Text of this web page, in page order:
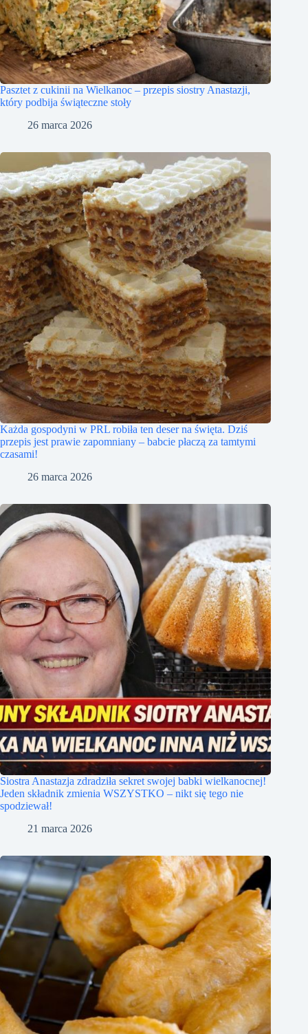
Pasztet z cukinii na Wielkanoc – przepis siostry Anastazji,
który podbija świąteczne stoły
26 marca 2026
Każda gospodyni w PRL robiła ten deser na święta. Dziś
przepis jest prawie zapomniany – babcie płaczą za tamtymi
czasami!
26 marca 2026
Siostra Anastazja zdradziła sekret swojej babki wielkanocnej!
Jeden składnik zmienia WSZYSTKO – nikt się tego nie
spodziewał!
21 marca 2026